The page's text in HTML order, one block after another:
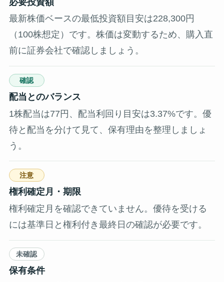
最新株価ベースの最低投資額目安は228,300円
（100株想定）です。株価は変動するため、購入直
前に証券会社で確認しましょう。
確認
配当とのバランス
1株配当は77円、配当利回り目安は3.37%です。優
待と配当を分けて見て、保有理由を整理しましょ
う。
注意
権利確定月・期限
権利確定月を確認できていません。優待を受ける
には基準日と権利付き最終日の確認が必要です。
未確認
保有条件